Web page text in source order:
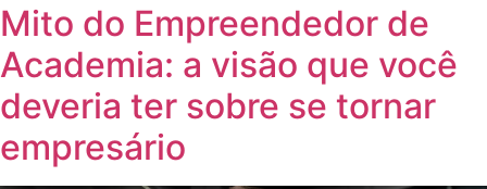
Mito do Empreendedor de
Academia: a visão que você
deveria ter sobre se tornar
empresário